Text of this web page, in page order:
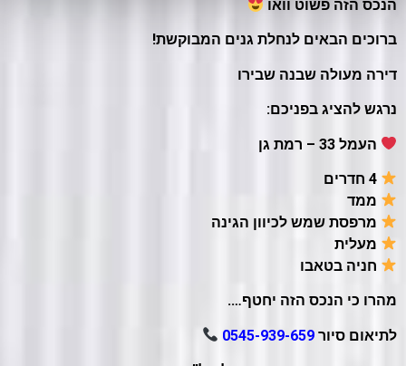
הנכס הזה פשוט וואו
ברוכים הבאים לנחלת גנים המבוקשת!
דירה מעולה שבנה שבירו
נרגש להציג בפניכם:
העמל 33 – רמת גן
4 חדרים
ממד
מרפסת שמש לכיוון הגינה
מעלית
חניה בטאבו
מהרו כי הנכס הזה יחטף….
לתיאום סיור 0545-939-659